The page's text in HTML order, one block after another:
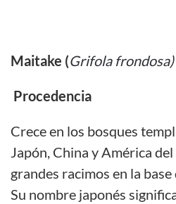
Maitake (Grifola frondosa)
Procedencia
Crece en los bosques
Japón, China y América
grandes racimos en la
Su nombre japonés